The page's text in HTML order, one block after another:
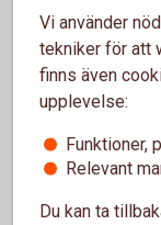
Skatt på
Vi använder
tekniker för att
finns även
upplevelse:
Funktioner,
Relevant
Du kan ta